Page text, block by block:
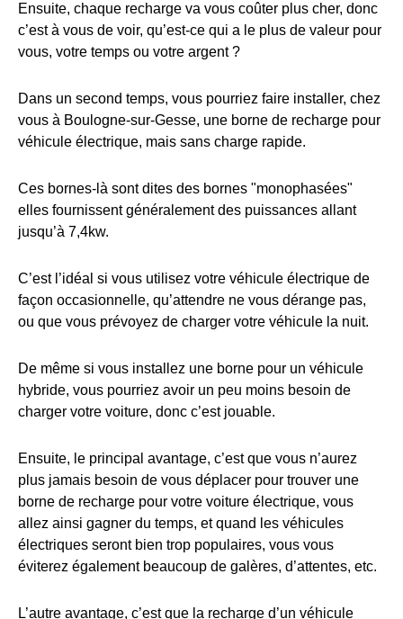
Ensuite, chaque recharge va vous coûter plus cher, donc
c’est à vous de voir, qu’est-ce qui a le plus de valeur pour
vous, votre temps ou votre argent ?
Dans un second temps, vous pourriez faire installer, chez
vous à Boulogne-sur-Gesse, une borne de recharge pour
véhicule électrique, mais sans charge rapide.
Ces bornes-là sont dites des bornes "monophasées"
elles fournissent généralement des puissances allant
jusqu’à 7,4kw.
C’est l’idéal si vous utilisez votre véhicule électrique de
façon occasionnelle, qu’attendre ne vous dérange pas,
ou que vous prévoyez de charger votre véhicule la nuit.
De même si vous installez une borne pour un véhicule
hybride, vous pourriez avoir un peu moins besoin de
charger votre voiture, donc c’est jouable.
Ensuite, le principal avantage, c’est que vous n’aurez
plus jamais besoin de vous déplacer pour trouver une
borne de recharge pour votre voiture électrique, vous
allez ainsi gagner du temps, et quand les véhicules
électriques seront bien trop populaires, vous vous
éviterez également beaucoup de galères, d’attentes, etc.
L’autre avantage, c’est que la recharge d’un véhicule